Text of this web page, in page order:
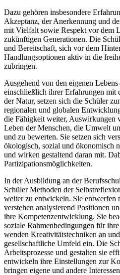
Dazu gehören insbesondere
Akzeptanz, der Anerkennung und
mit Vielfalt sowie Respekt vor dem
zukünftigen Generationen. Die
und Bereitschaft, sich vor dem
Handlungsoptionen aktiv in die
zubringen.
Ausgehend von den eigenen
einschließlich ihrer Erfahrungen
der Natur, setzen sich die Schüler
regionalen und globalen
die Fähigkeit weiter, Auswirkungen
Leben der Menschen, die Umwelt
und zu bewerten. Sie setzen sich
ökologisch, sozial und ökonomisch
und wirken gestaltend daran mit.
Partizipationsmöglichkeiten.
In der Ausbildung an der
Schüler Methoden der
weiter zu entwickeln. Sie entwerfen
verstehen analysierend Positionen
ihre Kompetenzentwicklung. Sie
soziale Rahmenbedingungen für
wenden Kreativitätstechniken an
gesellschaftliche Umfeld ein. Die
Arbeitsprozesse und gestalten sie
entwickeln ihre Einstellungen zur
bringen eigene und andere